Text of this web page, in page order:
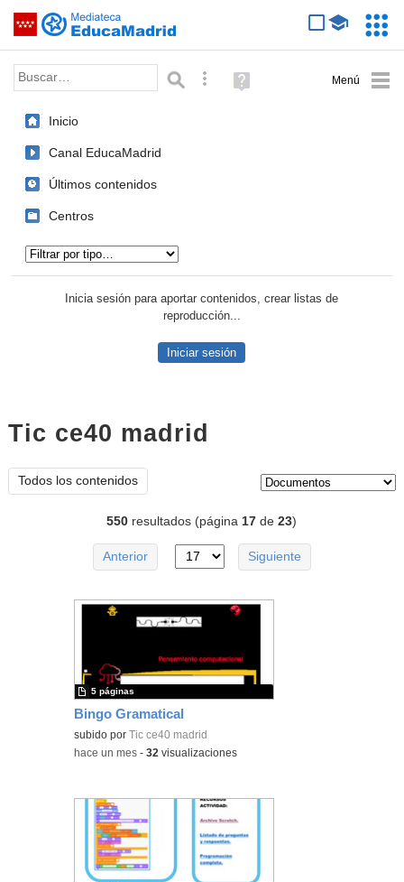
Saltar navegación
Palabra o frase: Búsqueda avanzada
Ayuda
(en
Inicio
Canal EducaMadrid
Últimos contenidos
Centros
Inicia sesión para aportar contenidos, crear listas de
reproducción...
Iniciar sesión
Tic ce40 madrid
Todos los contenidos
550 resultados (página17 de23)
Anterior Siguiente
Bingo Gramatical
subido por Tic ce40 madrid
5 páginas
-hace un mes -32 visualizaciones